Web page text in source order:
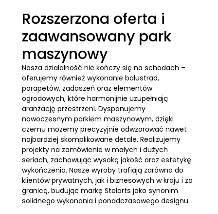
Rozszerzona oferta i
zaawansowany park
maszynowy
Nasza działalność nie kończy się na schodach –
oferujemy również wykonanie balustrad,
parapetów, zadaszeń oraz elementów
ogrodowych, które harmonijnie uzupełniają
aranżację przestrzeni. Dysponujemy
nowoczesnym parkiem maszynowym, dzięki
czemu możemy precyzyjnie odwzorować nawet
najbardziej skomplikowane detale. Realizujemy
projekty na zamówienie w małych i dużych
seriach, zachowując wysoką jakość oraz estetykę
wykończenia. Nasze wyroby trafiają zarówno do
klientów prywatnych, jak i biznesowych w kraju i za
granicą, budując markę Stolarts jako synonim
solidnego wykonania i ponadczasowego designu.